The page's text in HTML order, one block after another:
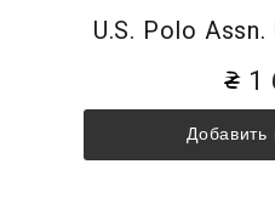
U.S. Polo Assn.
1
Добавить